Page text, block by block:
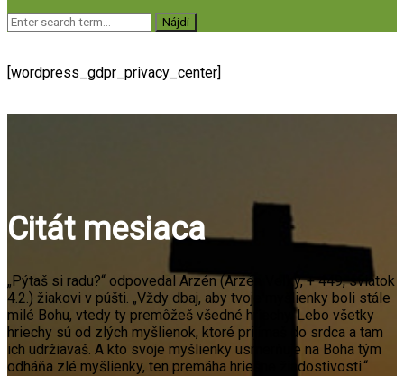
[wordpress_gdpr_privacy_center]
Citát mesiaca
„Pýtaš si radu?“ odpovedal Arzén (Arzén Veľký, + 449, sviatok
4.2.) žiakovi v púšti. „Vždy dbaj, aby tvoje myšlienky boli stále
milé Bohu, vtedy ty premôžeš všedné hriechy. Lebo všetky
hriechy sú od zlých myšlienok, ktoré prijímaš do srdca a tam
ich udržiavaš. A kto svoje myšlienky usmerňuje na Boha tým
odháňa zlé myšlienky, ten premáha hriešne žiadostivosti.“